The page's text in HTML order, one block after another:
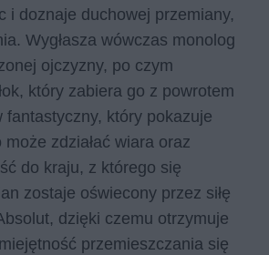
i doznaje duchowej przemiany,
Wygłasza wówczas monolog
ojczyzny, po czym
który zabiera go z powrotem
fantastyczny, który pokazuje
zdziałać wiara oraz
do kraju, z którego się
zostaje oświecony przez siłę
dzięki czemu otrzymuje
przemieszczania się